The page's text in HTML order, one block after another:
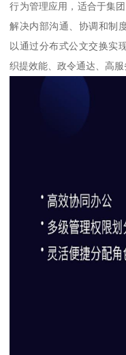
行为管理应用，适合于集
解决内部沟通、协调和制
以通过分布式公文交换实
织提效能、政令通达、高服